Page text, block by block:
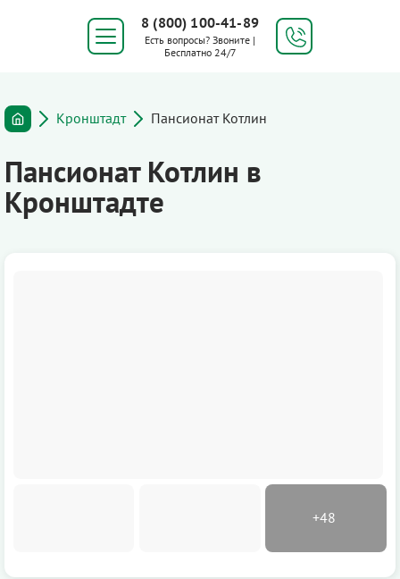
8 (800) 100-41-89
Есть вопросы? Звоните |
Бесплатно 24/7
Кронштадт Пансионат Котлин
Пансионат Котлин в
Кронштадте